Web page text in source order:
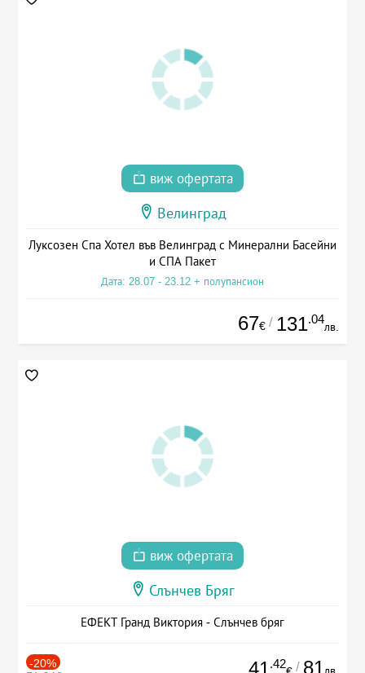
виж офертата
Велинград
Луксозен Спа Хотел във Велинград с Минерални Басейни
и СПА Пакет
Дата: 28.07 - 23.12 + полупансион
67€ / 131.04
лв.
виж офертата
Слънчев Бряг
ЕФЕКТ Гранд Виктория - Слънчев бряг
-20% 41 .42 / 81